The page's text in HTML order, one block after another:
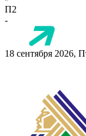
П2
-
18 сентября 2026,